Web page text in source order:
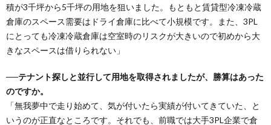
積が3千坪から5千坪の用地を狙いました。もともと賃貸型冷凍冷蔵
倉庫のスペース需要はドライ倉庫に比べて小規模です。また、3PL
にとっても冷凍冷蔵倉庫は空室時のリスクが大きいので初めから大
きなスペースは借りられない」
──テナント探しと並行して用地を取得されましたが、勝算はあった
のですか。
「無我夢中で走り始めて、気が付いたら実績が付いてきていた、と
いうのが正直なところです。それでも、前職では大手3PL企業で倉